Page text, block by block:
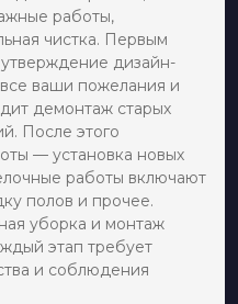
работы,
чистка. Первым
дизайн-
ваши пожелания и
демонтаж старых
После этого
— установка новых
работы включают
полов и прочее.
уборка и монтаж
этап требует
и соблюдения